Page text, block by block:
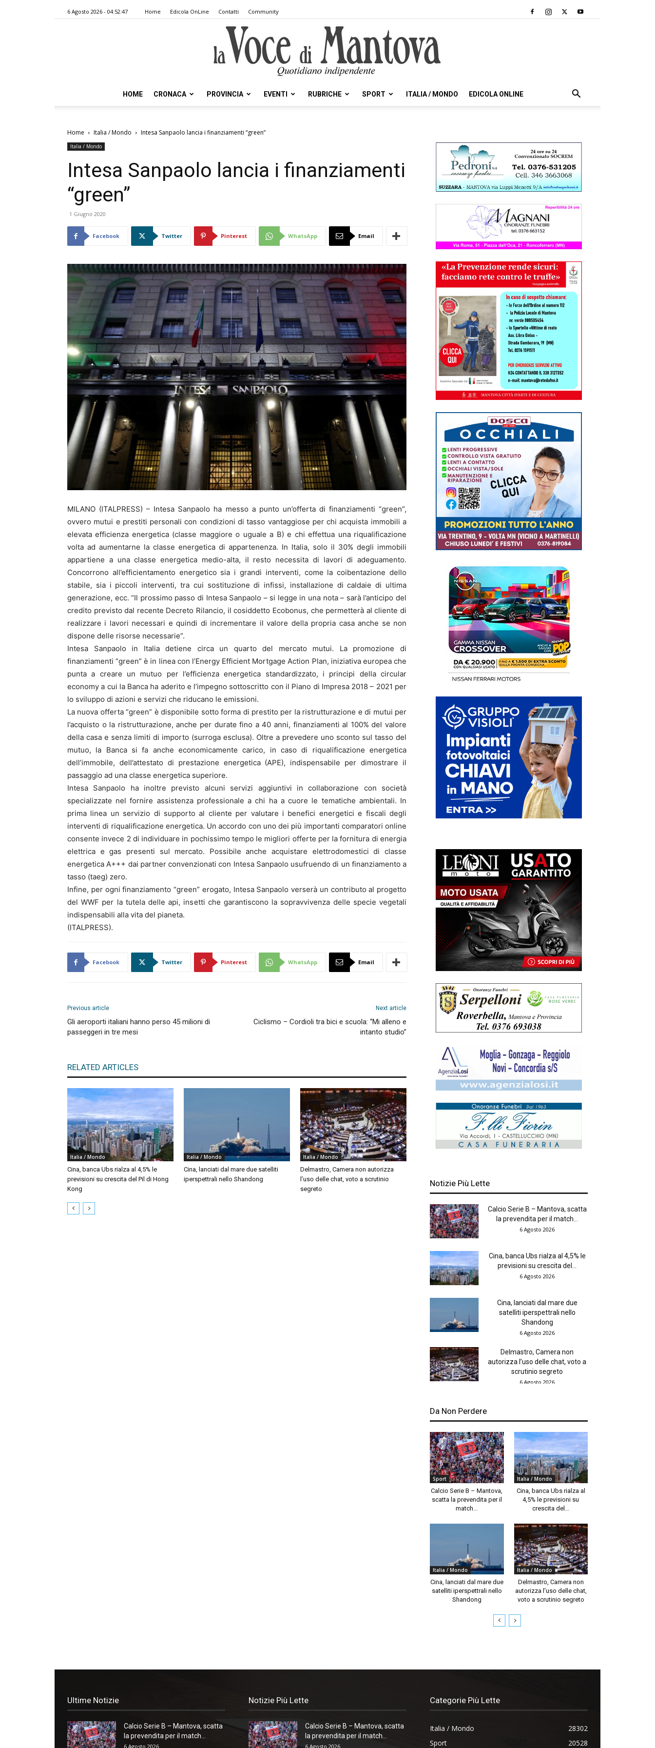
6 Agosto 2026 - 04:52:47 Home Edicola OnLine Contatti Community
Voce
Mantova
HOME CRONACA PROVINCIA EVENTI RUBRICHE SPORT ITALIA / MONDO EDICOLA ONLINE
Home Italia / Mondo Intesa Sanpaolo lancia i finanziamenti “green”
Italia / Mondo
Intesa Sanpaolo lancia i finanziamenti
“green”
1 Giugno 2020
Facebook Twitter Pinterest WhatsApp Email
MILANO (ITALPRESS) – Intesa Sanpaolo ha messo a punto un’offerta di finanziamenti “green”,
ovvero mutui e prestiti personali con condizioni di tasso vantaggiose per chi acquista immobili a
elevata efficienza energetica (classe maggiore o uguale a B) e chi effettua una riqualificazione
volta ad aumentarne la classe energetica di appartenenza. In Italia, solo il 30% degli immobili
appartiene a una classe energetica medio-alta, il resto necessita di lavori di adeguamento.
Concorrono all’efficientamento energetico sia i grandi interventi, come la coibentazione dello
stabile, sia i piccoli interventi, tra cui sostituzione di infissi, installazione di caldaie di ultima
generazione, ecc. “Il prossimo passo di Intesa Sanpaolo – si legge in una nota – sarà l’anticipo del
credito previsto dal recente Decreto Rilancio, il cosiddetto Ecobonus, che permetterà al cliente di
realizzare i lavori necessari e quindi di incrementare il valore della propria casa anche se non
dispone delle risorse necessarie”.
Intesa Sanpaolo in Italia detiene circa un quarto del mercato mutui. La promozione di
finanziamenti “green” è in linea con l’Energy Efficient Mortgage Action Plan, iniziativa europea che
punta a creare un mutuo per l’efficienza energetica standardizzato, i principi della circular
economy a cui la Banca ha aderito e l’impegno sottoscritto con il Piano di Impresa 2018 – 2021 per
lo sviluppo di azioni e servizi che riducano le emissioni.
La nuova offerta “green” è disponibile sotto forma di prestito per la ristrutturazione e di mutui per
l’acquisto o la ristrutturazione, anche per durate fino a 40 anni, finanziamenti al 100% del valore
della casa e senza limiti di importo (surroga esclusa). Oltre a prevedere uno sconto sul tasso del
mutuo, la Banca si fa anche economicamente carico, in caso di riqualificazione energetica
dell’immobile, dell’attestato di prestazione energetica (APE), indispensabile per dimostrare il
passaggio ad una classe energetica superiore.
Intesa Sanpaolo ha inoltre previsto alcuni servizi aggiuntivi in collaborazione con società
specializzate nel fornire assistenza professionale a chi ha a cuore le tematiche ambientali. In
prima linea un servizio di supporto al cliente per valutare i benefici energetici e fiscali degli
interventi di riqualificazione energetica. Un accordo con uno dei più importanti comparatori online
consente invece 2 di individuare in pochissimo tempo le migliori offerte per la fornitura di energia
elettrica e gas presenti sul mercato. Possibile anche acquistare elettrodomestici di classe
energetica A+++ dai partner convenzionati con Intesa Sanpaolo usufruendo di un finanziamento a
tasso (taeg) zero.
Infine, per ogni finanziamento “green” erogato, Intesa Sanpaolo verserà un contributo al progetto
del WWF per la tutela delle api, insetti che garantiscono la sopravvivenza delle specie vegetali
indispensabili alla vita del pianeta.
(ITALPRESS).
Facebook Twitter Pinterest WhatsApp Email
Previous article
Gli aeroporti italiani hanno perso 45 milioni di
passeggeri in tre mesi
Next article
Ciclismo – Cordioli tra bici e scuola: “Mi alleno e
intanto studio”
RELATED ARTICLES
Italia / Mondo
Cina, banca Ubs rialza al 4,5% le
previsioni su crescita del Pil di Hong
Kong
Italia / Mondo
Cina, lanciati dal mare due satelliti
iperspettrali nello Shandong
Italia / Mondo
Delmastro, Camera non autorizza
l’uso delle chat, voto a scrutinio
segreto
Notizie Più Lette
Calcio Serie B – Mantova, scatta
la prevendita per il match...
6 Agosto 2026
Cina, banca Ubs rialza al 4,5% le
previsioni su crescita del...
6 Agosto 2026
Cina, lanciati dal mare due
satelliti iperspettrali nello
Shandong
6 Agosto 2026
Delmastro, Camera non
autorizza l’uso delle chat, voto a
scrutinio segreto
6 Agosto 2026
Da Non Perdere
Sport
Calcio Serie B – Mantova,
scatta la prevendita per il
match...
Italia / Mondo
Cina, banca Ubs rialza al
4,5% le previsioni su
crescita del...
Italia / Mondo
Cina, lanciati dal mare due
satelliti iperspettrali nello
Shandong
Italia / Mondo
Delmastro, Camera non
autorizza l’uso delle chat,
voto a scrutinio segreto
Ultime Notizie
Calcio Serie B – Mantova, scatta
la prevendita per il match...
6 Agosto 2026
Notizie Più Lette
Calcio Serie B – Mantova, scatta
la prevendita per il match...
6 Agosto 2026
Categorie Più Lette
Italia / Mondo
28302
Sport
20528